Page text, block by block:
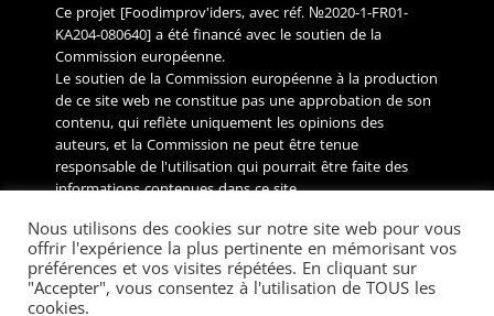
Ce projet [Foodimprov'iders, avec réf. №2020-1-FR01-
KA204-080640] a été financé avec le soutien de la
Commission européenne.
Le soutien de la Commission européenne à la production
de ce site web ne constitue pas une approbation de son
contenu, qui reflète uniquement les opinions des
auteurs, et la Commission ne peut être tenue
responsable de l'utilisation qui pourrait être faite des
informations contenues dans ce site.
Copyright 2023 Projet Foodimprov'iders. Tous droits
réservés.
Nous utilisons des cookies sur notre site web pour vous
offrir l'expérience la plus pertinente en mémorisant vos
préférences et vos visites répétées. En cliquant sur
"Accepter", vous consentez à l'utilisation de TOUS les
cookies.